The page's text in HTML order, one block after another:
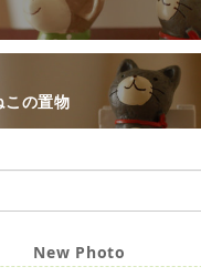
この置物
New Photo